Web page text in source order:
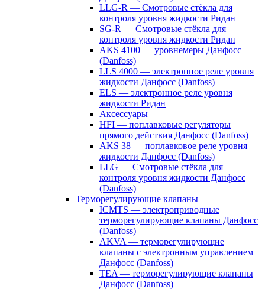
LLG-R — Смотровые стёкла для
контроля уровня жидкости Ридан
SG-R — Смотровые стёкла для
контроля уровня жидкости Ридан
AKS 4100 — уровнемеры Данфосс
(Danfoss)
LLS 4000 — электронное реле уровня
жидкости Данфосс (Danfoss)
ELS — электронное реле уровня
жидкости Ридан
Аксессуары
HFI — поплавковые регуляторы
прямого действия Данфосс (Danfoss)
AKS 38 — поплавковое реле уровня
жидкости Данфосс (Danfoss)
LLG — Смотровые стёкла для
контроля уровня жидкости Данфосс
(Danfoss)
Терморегулирующие клапаны
ICMTS — электроприводные
терморегулирующие клапаны Данфосс
(Danfoss)
AKVA — терморегулирующие
клапаны с электронным управлением
Данфосс (Danfoss)
TEA — терморегулирующие клапаны
Данфосс (Danfoss)